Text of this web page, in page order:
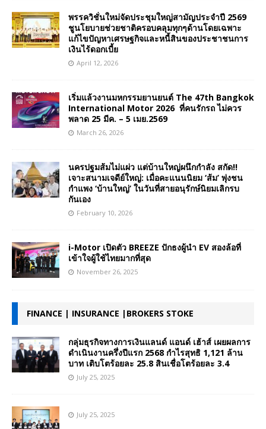
พรรควิชั่นใหม่จัดประชุมใหญ่สามัญประจำปี 2569
ชูนโยบายช่วยชาติครอบคลุมทุกๆด้านโดยเฉพาะ
แก้ไขปัญหาเศรษฐกิจและหนี้สินของประชาชนการ
เงินไร้ดอกเบี้ย
April 12, 2026
เริ่มแล้วงานมหกรรมยานยนต์ The 47th Bangkok
International Motor 2026 ที่คนรักรถ ไม่ควร
พลาด 25 มีค. – 5 เมย.2569
March 26, 2026
นครปฐมส้มไม่แผ่ว แต่บ้านใหญ่ผนึกกำลัง สกัด!!
เจาะสนามเจดีย์ใหญ่: เมื่อคะแนนนิยม ‘ส้ม’ พุ่งชน
กำแพง ‘บ้านใหญ่’ ในวันที่สายอนุรักษ์นิยมเลิกรบ
กันเอง
February 10, 2026
i-Motor เปิดตัว BREEZE ปักธงผู้นำ EV สองล้อที่
เข้าใจผู้ใช้ไทยมากที่สุด
November 26, 2025
FINANCE | INSURANCE |BROKERS STOKE
กลุ่มธุรกิจทางการเงินแลนด์ แอนด์ เฮ้าส์ เผยผลการ
ดำเนินงานครึ่งปีแรก 2568 กำไรสุทธิ 1,121 ล้าน
บาท เติบโตร้อยละ 25.8 สินเชื่อโตร้อยละ 3.4
July 25, 2025
July 25, 2025